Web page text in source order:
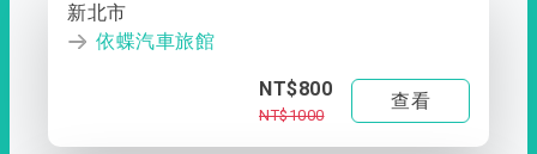
新北市
依蝶汽車旅館
NT$800
NT$1000
查看